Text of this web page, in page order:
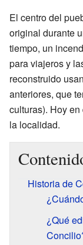
El centro del
original durante
tiempo, un
para viajeros y
reconstruido
anteriores, que
culturas). Hoy
la localidad.
Historia de
¿Qué